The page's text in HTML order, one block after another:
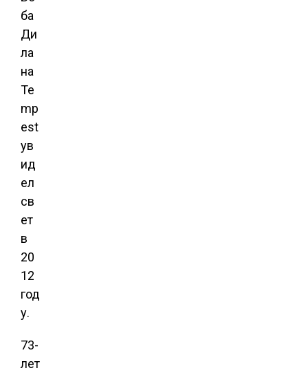
ба
Ди
ла
на
Te
mp
est
ув
ид
ел
св
ет
в
20
12
год
у.
73-
лет